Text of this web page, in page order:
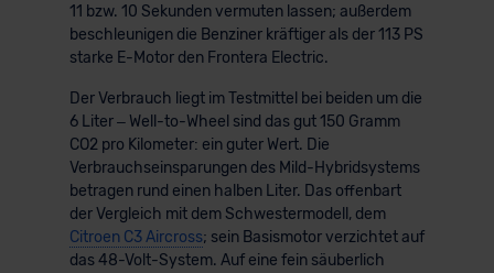
11 bzw. 10 Sekunden vermuten lassen; außerdem
beschleunigen die Benziner kräftiger als der 113 PS
starke E-Motor den Frontera Electric.
Der Verbrauch liegt im Testmittel bei beiden um die
6 Liter – Well-to-Wheel sind das gut 150 Gramm
CO2 pro Kilometer: ein guter Wert. Die
Verbrauchseinsparungen des Mild-Hybridsystems
betragen rund einen halben Liter. Das offenbart
der Vergleich mit dem Schwestermodell, dem
Citroen C3 Aircross; sein Basismotor verzichtet auf
das 48-Volt-System. Auf eine fein säuberlich